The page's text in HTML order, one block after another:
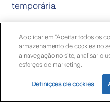
temporária.
saúde?
Pode precisar. O
proteção financeira,
exames, tratamentos
Ao clicar em “Aceitar todos os
armazenamento de cookies no
a navegação no site, analisar o
esforços de marketing.
Definições de cookies